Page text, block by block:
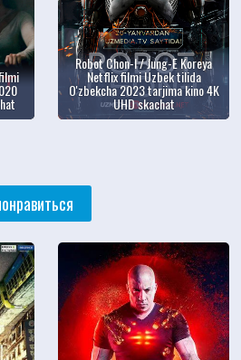
Robot Chon-I / Jung-E Koreya
Netflix filmi Uzbek tilida
O'zbekcha 2023 tarjima kino 4K
UHD skachat